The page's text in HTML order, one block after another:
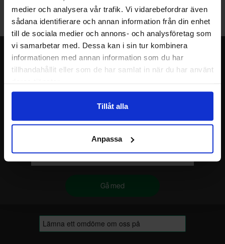
medier och analysera vår trafik. Vi vidarebefordrar även
sådana identifierare och annan information från din enhet
till de sociala medier och annons- och analysföretag som
vi samarbetar med. Dessa kan i sin tur kombinera
informationen med annan information som du har
tillhandahållit eller som de har samlat in när du har använt
Tillåt alla
Anpassa
Välkommen till vår nya lagerbutik i Malmö. Öppettider: vardagar
10-17. För snabbare service, gör en förbeställning.
Nyhetsbrev
Jag önskar erbjudanden, rabatter och produktnyheter direkt till min
Du kommer att få ca 1 utskick / månad. Avbryt enkelt när du vill.